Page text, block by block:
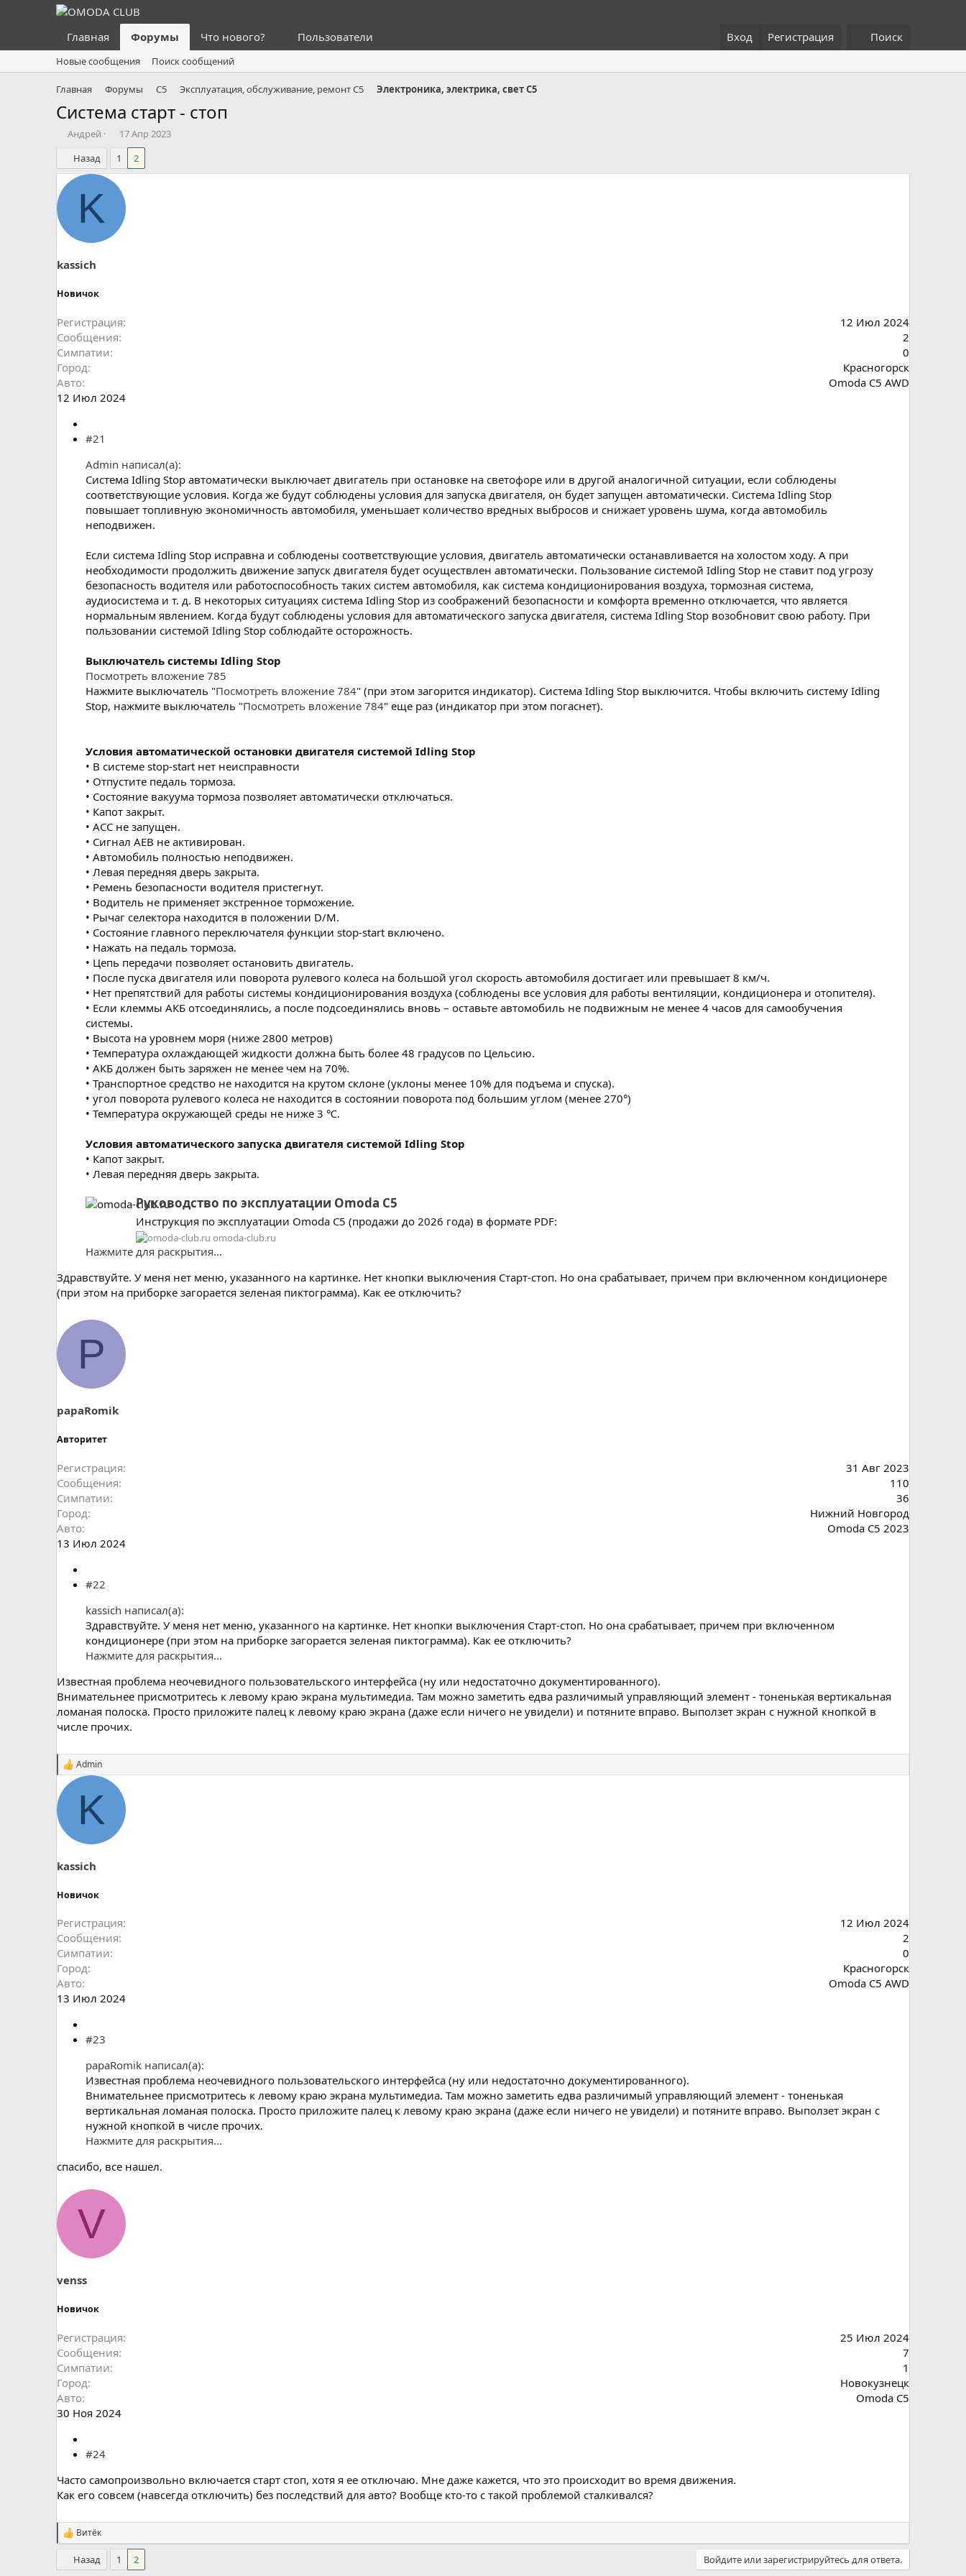
Главная Форумы Что нового? Пользователи Вход Регистрация Поиск
Новые сообщения Поиск сообщений
Главная Форумы C5 Эксплуатация, обслуживание, ремонт C5 Электроника, электрика, свет C5
Система старт - стоп
А
о
р
ы
Андрей
Д
т
а
н
а
а
17 Апр 2023
Назад
1 2
K
kassich
Новичок
Регистрация
12 Июл 2024
Сообщения
2
Симпатии
0
Город
Красногорск
Авто
Omoda C5 AWD
12 Июл 2024
#21
Admin написал(а):
Система Idling Stop автоматически выключает двигатель при остановке на светофоре или в другой аналогичной ситуации, если соблюдены
соответствующие условия. Когда же будут соблюдены условия для запуска двигателя, он будет запущен автоматически. Система Idling Stop
повышает топливную экономичность автомобиля, уменьшает количество вредных выбросов и снижает уровень шума, когда автомобиль
неподвижен.
Если система Idling Stop исправна и соблюдены соответствующие условия, двигатель автоматически останавливается на холостом ходу. А при
необходимости продолжить движение запуск двигателя будет осуществлен автоматически. Пользование системой Idling Stop не ставит под угрозу
безопасность водителя или работоспособность таких систем автомобиля, как система кондиционирования воздуха, тормозная система,
аудиосистема и т. д. В некоторых ситуациях система Idling Stop из соображений безопасности и комфорта временно отключается, что является
нормальным явлением. Когда будут соблюдены условия для автоматического запуска двигателя, система Idling Stop возобновит свою работу. При
пользовании системой Idling Stop соблюдайте осторожность.
Выключатель системы Idling Stop
Посмотреть вложение 785
Нажмите выключатель "Посмотреть вложение 784" (при этом загорится индикатор). Система Idling Stop выключится. Чтобы включить систему Idling
Stop, нажмите выключатель "Посмотреть вложение 784" еще раз (индикатор при этом погаснет).
Условия автоматической остановки двигателя системой Idling Stop
• В системе stop-start нет неисправности
• Отпустите педаль тормоза.
• Состояние вакуума тормоза позволяет автоматически отключаться.
• Капот закрыт.
• ACC не запущен.
• Сигнал AEB не активирован.
• Автомобиль полностью неподвижен.
• Левая передняя дверь закрыта.
• Ремень безопасности водителя пристегнут.
• Водитель не применяет экстренное торможение.
• Рычаг селектора находится в положении D/M.
• Состояние главного переключателя функции stop-start включено.
• Нажать на педаль тормоза.
• Цепь передачи позволяет остановить двигатель.
• После пуска двигателя или поворота рулевого колеса на большой угол скорость автомобиля достигает или превышает 8 км/ч.
• Нет препятствий для работы системы кондиционирования воздуха (соблюдены все условия для работы вентиляции, кондиционера и отопителя).
• Если клеммы АКБ отсоединялись, а после подсоединялись вновь – оставьте автомобиль не подвижным не менее 4 часов для самообучения
системы.
• Высота на уровнем моря (ниже 2800 метров)
• Температура охлаждающей жидкости должна быть более 48 градусов по Цельсию.
• АКБ должен быть заряжен не менее чем на 70%.
• Транспортное средство не находится на крутом склоне (уклоны менее 10% для подъема и спуска).
• угол поворота рулевого колеса не находится в состоянии поворота под большим углом (менее 270°)
• Температура окружающей среды не ниже 3 ℃.
Условия автоматического запуска двигателя системой Idling Stop
• Капот закрыт.
• Левая передняя дверь закрыта.
Руководство по эксплуатации Omoda C5
Инструкция по эксплуатации Omoda C5 (продажи до 2026 года) в формате PDF:
omoda-club.ru
Нажмите для раскрытия...
Здравствуйте. У меня нет меню, указанного на картинке. Нет кнопки выключения Старт-стоп. Но она срабатывает, причем при включенном кондиционере
(при этом на приборке загорается зеленая пиктограмма). Как ее отключить?
P
papaRomik
Авторитет
Регистрация
31 Авг 2023
Сообщения
110
Симпатии
36
Город
Нижний Новгород
Авто
Omoda C5 2023
13 Июл 2024
#22
kassich написал(а):
Здравствуйте. У меня нет меню, указанного на картинке. Нет кнопки выключения Старт-стоп. Но она срабатывает, причем при включенном
кондиционере (при этом на приборке загорается зеленая пиктограмма). Как ее отключить?
Нажмите для раскрытия...
Известная проблема неочевидного пользовательского интерфейса (ну или недостаточно документированного).
Внимательнее присмотритесь к левому краю экрана мультимедиа. Там можно заметить едва различимый управляющий элемент - тоненькая вертикальная
ломаная полоска. Просто приложите палец к левому краю экрана (даже если ничего не увидели) и потяните вправо. Выползет экран с нужной кнопкой в
числе прочих.
С
м
т
и
Admin
K
kassich
Новичок
Регистрация
12 Июл 2024
Сообщения
2
Симпатии
0
Город
Красногорск
Авто
Omoda C5 AWD
13 Июл 2024
#23
papaRomik написал(а):
Известная проблема неочевидного пользовательского интерфейса (ну или недостаточно документированного).
Внимательнее присмотритесь к левому краю экрана мультимедиа. Там можно заметить едва различимый управляющий элемент - тоненькая
вертикальная ломаная полоска. Просто приложите палец к левому краю экрана (даже если ничего не увидели) и потяните вправо. Выползет экран с
нужной кнопкой в числе прочих.
Нажмите для раскрытия...
спасибо, все нашел.
V
venss
Новичок
Регистрация
25 Июл 2024
Сообщения
7
Симпатии
1
Город
Новокузнецк
Авто
Omoda C5
30 Ноя 2024
#24
Часто самопроизвольно включается старт стоп, хотя я ее отключаю. Мне даже кажется, что это происходит во время движения.
Как его совсем (навсегда отключить) без последствий для авто? Вообще кто-то с такой проблемой сталкивался?
С
и
п
Витёк
Назад 1 2 Войдите или зарегистрируйтесь для ответа.